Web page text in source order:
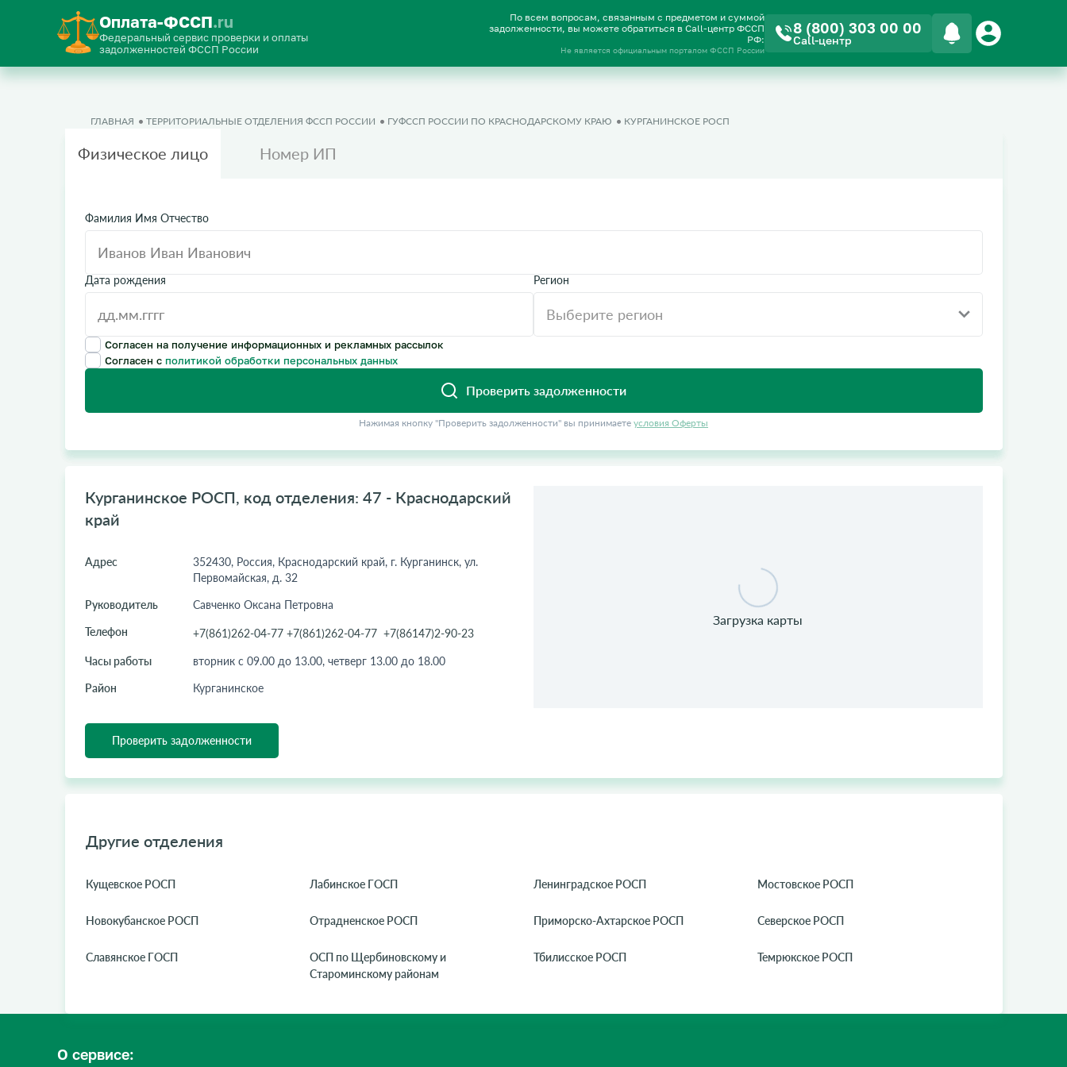
Оплата-ФССП.ru
Федеральный сервис проверки и оплаты
задолженностей ФССП России
По всем вопросам, связанным с предметом и суммой
задолженности, вы можете обратиться в Call-центр ФССП
РФ:
Не является официальным порталом ФССП России
8 (800) 303 00 00
Call-центр
ГЛАВНАЯ ТЕРРИТОРИАЛЬНЫЕ ОТДЕЛЕНИЯ ФССП РОССИИ ГУФССП РОССИИ ПО КРАСНОДАРСКОМУ КРАЮ КУРГАНИНСКОЕ РОСП
Физическое лицо Номер ИП
Фамилия Имя Отчество
Дата рождения Регион
Согласен на получение информационных и рекламных рассылок
Согласен с политикой обработки персональных данных
Проверить задолженности
Нажимая кнопку "Проверить задолженности" вы принимаете условия Оферты
Курганинское РОСП, код отделения: 47 - Краснодарский
край
Адрес
352430, Россия, Краснодарский край, г. Курганинск, ул.
Первомайская, д. 32
Руководитель
Савченко Оксана Петровна
Телефон
+7(861)262-04-77 +7(861)262-04-77 +7(86147)2-90-23
Часы работы
вторник с 09.00 до 13.00, четверг 13.00 до 18.00
Район
Курганинское
Проверить задолженности
Другие отделения
Кущевское РОСП Лабинское ГОСП Ленинградское РОСП Мостовское РОСП
Новокубанское РОСП Отрадненское РОСП Приморско-Ахтарское РОСП Северское РОСП
Славянское ГОСП
ОСП по Щербиновскому и
Староминскому районам
Тбилисское РОСП Темрюкское РОСП
О сервисе: